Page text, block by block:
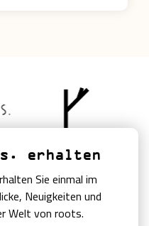
erhalten
Sie einmal im
Neuigkeiten und
Welt von roots.